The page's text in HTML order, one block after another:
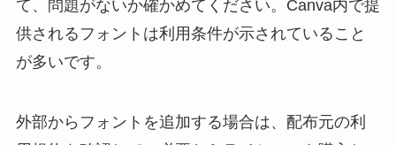
て、問題がないか確かめてください。Canva内で提
供されるフォントは利用条件が示されていること
が多いです。
外部からフォントを追加する場合は、配布元の利